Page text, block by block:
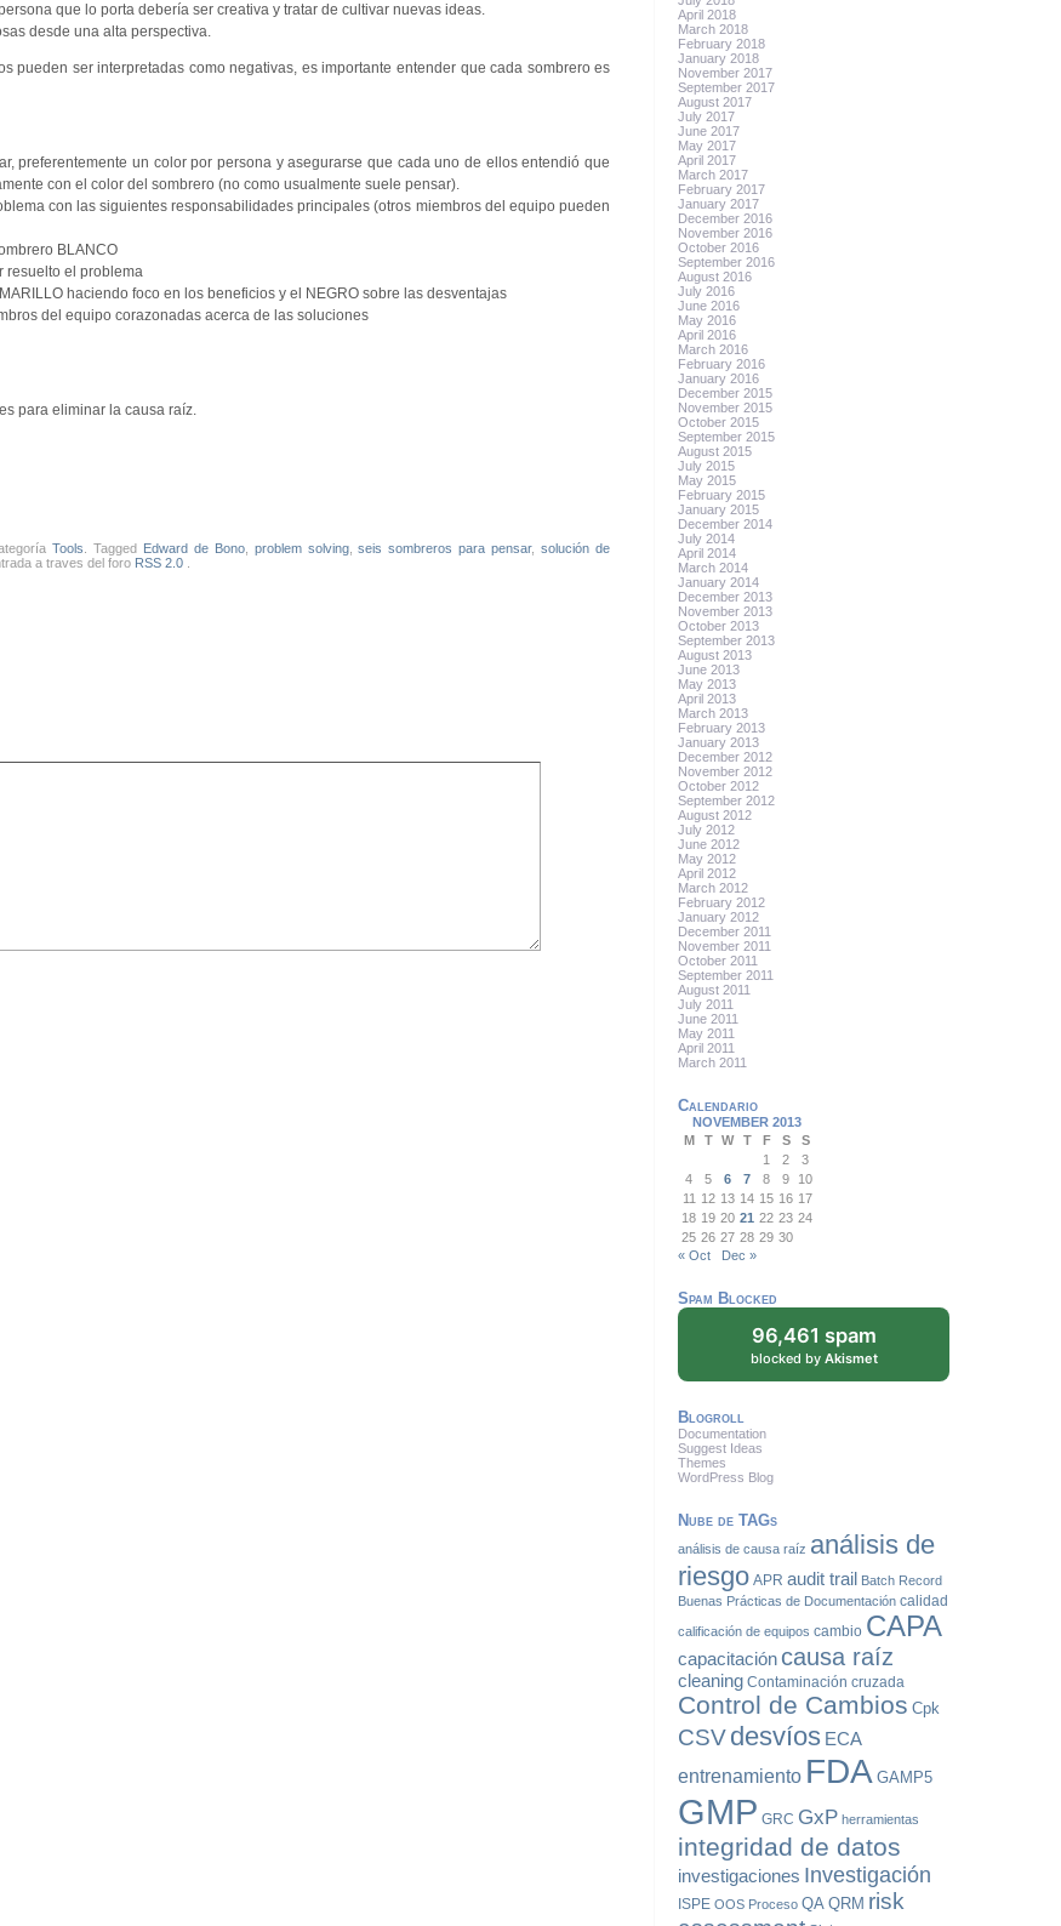
que lo porta debería ser creativa y tratar de cultivar nuevas ideas.
desde una alta perspectiva.
pueden ser interpretadas como negativas, es importante entender que cada sombrero es
preferentemente un color por persona y asegurarse que cada uno de ellos entendió que
con el color del sombrero (no como usualmente suele pensar).
con las siguientes responsabilidades principales (otros miembros del equipo pueden
BLANCO
resuelto el problema
haciendo foco en los beneficios y el NEGRO sobre las desventajas
del equipo corazonadas acerca de las soluciones
para eliminar la causa raíz.
Tools . Tagged Edward de Bono, problem solving,seis sombreros para pensar,solución de
a traves del foro RSS 2.0.
April 2018
March 2018
February 2018
January 2018
November 2017
September 2017
August 2017
July 2017
June 2017
May 2017
April 2017
March 2017
February 2017
January 2017
December 2016
November 2016
October 2016
September 2016
August 2016
July 2016
June 2016
May 2016
April 2016
March 2016
February 2016
January 2016
December 2015
November 2015
October 2015
September 2015
August 2015
July 2015
May 2015
February 2015
January 2015
December 2014
July 2014
April 2014
March 2014
January 2014
December 2013
November 2013
October 2013
September 2013
August 2013
June 2013
May 2013
April 2013
March 2013
February 2013
January 2013
December 2012
November 2012
October 2012
September 2012
August 2012
July 2012
June 2012
May 2012
April 2012
March 2012
February 2012
January 2012
December 2011
November 2011
October 2011
September 2011
August 2011
July 2011
June 2011
May 2011
April 2011
March 2011
Calendario
NOVEMBER 2013
M
T W T F S
S
1
2
3
4
5 6 7 8 9
10
11 12 13 14 15 16 17
18 19 20 21 22 23 24
25 26 27 28 29 30
« Oct
Dec »
Spam Blocked
96,461 spam
blocked by Akismet
Blogroll
Documentation
Suggest Ideas
Themes
WordPress Blog
Nube de TAGs
análisis de causa raíz análisis de
riesgo APR audit trail Batch Record
Buenas Prácticas de Documentación calidad
calificación de equipos cambio CAPA
capacitacióncausa raíz
cleaning Contaminación cruzada
Control de Cambios Cpk
CSVdesvíos ECA
entrenamiento FDA GAMP5
GMP GRC GxP herramientas
integridad de datos
investigaciones Investigación
ISPE OOS Proceso QA QRM risk